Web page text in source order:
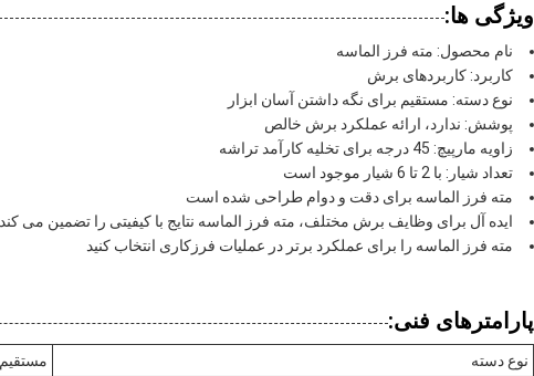
ویژگی ها:
نام محصول: مته فرز الماسه
کاربرد: کاربردهای برش
نوع دسته: مستقیم برای نگه داشتن آسان ابزار
پوشش: ندارد، ارائه عملکرد برش خالص
زاویه مارپیچ: 45 درجه برای تخلیه کارآمد تراشه
تعداد شیار: با 2 تا 6 شیار موجود است
مته فرز الماسه برای دقت و دوام طراحی شده است
ایده آل برای وظایف برش مختلف، مته فرز الماسه نتایج با کیفیتی را تضمین می کند
مته فرز الماسه را برای عملکرد برتر در عملیات فرزکاری انتخاب کنید
پارامترهای فنی:
نوع دسته
مستقیم